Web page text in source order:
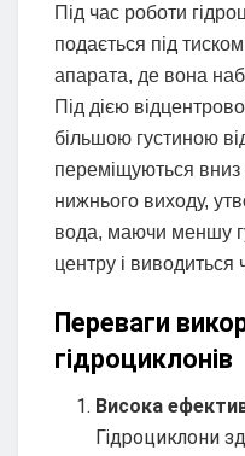
Під час роботи
подається під
апарата, де вона
Під дією
більшою густиною
переміщуються вниз
нижнього виходу,
вода, маючи меншу
центру і виводиться
Переваги
гідроциклонів
Висока
Гідроциклони